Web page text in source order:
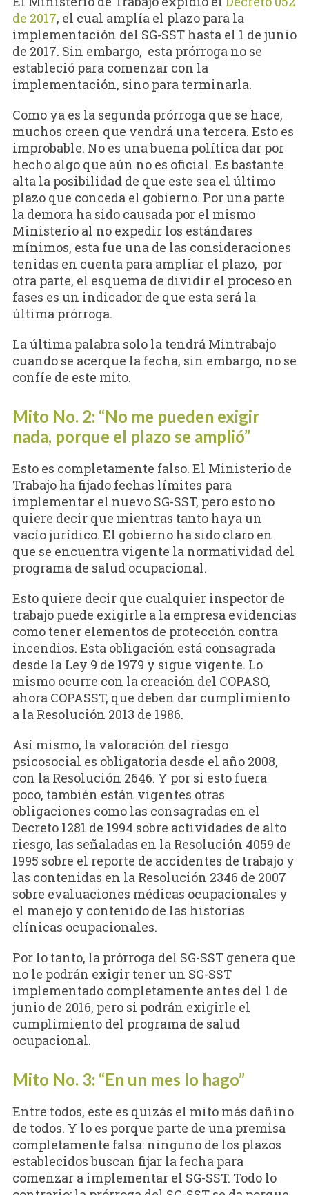
de 2017, el cual amplía el plazo para la
implementación del SG-SST hasta el 1 de junio
de 2017. Sin embargo, esta prórroga no se
estableció para comenzar con la
implementación, sino para terminarla.
Como ya es la segunda prórroga que se hace,
muchos creen que vendrá una tercera. Esto es
improbable. No es una buena política dar por
hecho algo que aún no es oficial. Es bastante
alta la posibilidad de que este sea el último
plazo que conceda el gobierno. Por una parte
la demora ha sido causada por el mismo
Ministerio al no expedir los estándares
mínimos, esta fue una de las consideraciones
tenidas en cuenta para ampliar el plazo, por
otra parte, el esquema de dividir el proceso en
fases es un indicador de que esta será la
última prórroga.
La última palabra solo la tendrá Mintrabajo
cuando se acerque la fecha, sin embargo, no se
confíe de este mito.
Mito No. 2: “No me pueden exigir
nada, porque el plazo se amplió”
Esto es completamente falso. El Ministerio de
Trabajo ha fijado fechas límites para
implementar el nuevo SG-SST, pero esto no
quiere decir que mientras tanto haya un
vacío jurídico. El gobierno ha sido claro en
que se encuentra vigente la normatividad del
programa de salud ocupacional.
Esto quiere decir que cualquier inspector de
trabajo puede exigirle a la empresa evidencias
como tener elementos de protección contra
incendios. Esta obligación está consagrada
desde la Ley 9 de 1979 y sigue vigente. Lo
mismo ocurre con la creación del COPASO,
ahora COPASST, que deben dar cumplimiento
a la Resolución 2013 de 1986.
Así mismo, la valoración del riesgo
psicosocial es obligatoria desde el año 2008,
con la Resolución 2646. Y por si esto fuera
poco, también están vigentes otras
obligaciones como las consagradas en el
Decreto 1281 de 1994 sobre actividades de alto
riesgo, las señaladas en la Resolución 4059 de
1995 sobre el reporte de accidentes de trabajo y
las contenidas en la Resolución 2346 de 2007
sobre evaluaciones médicas ocupacionales y
el manejo y contenido de las historias
clínicas ocupacionales.
Por lo tanto, la prórroga del SG-SST genera que
no le podrán exigir tener un SG-SST
implementado completamente antes del 1 de
junio de 2016, pero si podrán exigirle el
cumplimiento del programa de salud
ocupacional.
Mito No. 3: “En un mes lo hago”
Entre todos, este es quizás el mito más dañino
de todos. Y lo es porque parte de una premisa
completamente falsa: ninguno de los plazos
establecidos buscan fijar la fecha para
comenzar a implementar el SG-SST. Todo lo